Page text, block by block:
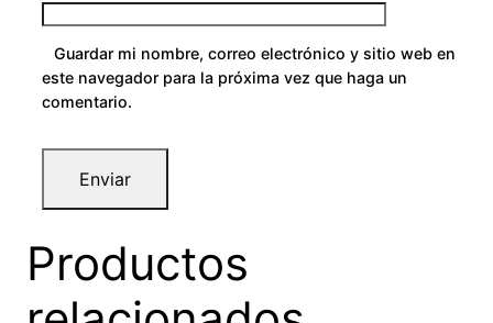
Guardar mi nombre, correo electrónico y sitio web en
este navegador para la próxima vez que haga un
comentario.
Productos